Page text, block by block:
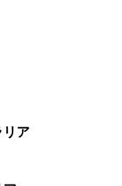
リア